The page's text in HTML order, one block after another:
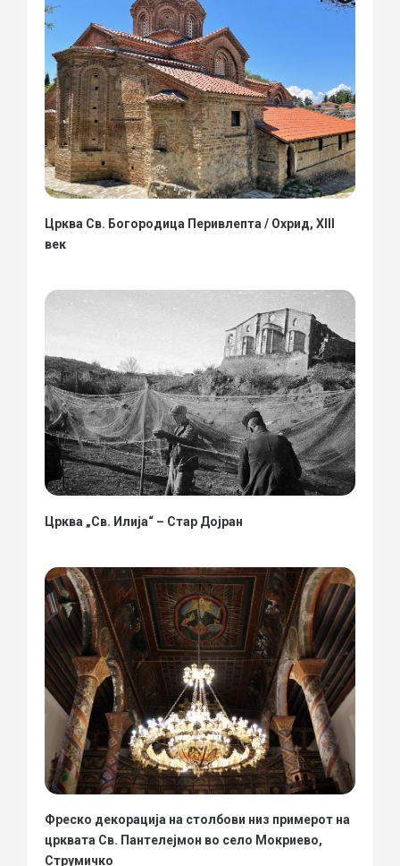
Црква Св. Богородица Перивлепта / Охрид, XIII
век
Црква „Св. Илија“ – Стар Дојран
Фреско декорација на столбови низ примерот на
црквата Св. Пантелејмон во село Мокриево,
Струмичко